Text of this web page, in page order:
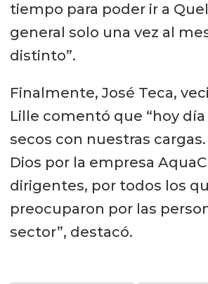
tiempo para poder ir a
general solo una vez al
distinto”.
Finalmente, José Teca,
Lille comentó que “hoy
secos con nuestras cargas.
Dios por la empresa
dirigentes, por todos los
preocuparon por las
sector”, destacó.